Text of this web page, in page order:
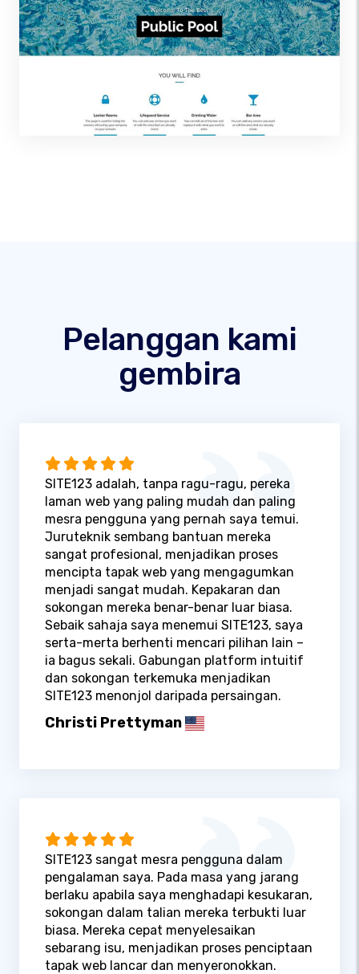
Pelanggan kami
gembira
SITE123 adalah, tanpa ragu-ragu, pereka
laman web yang paling mudah dan paling
mesra pengguna yang pernah saya temui.
Juruteknik sembang bantuan mereka
sangat profesional, menjadikan proses
mencipta tapak web yang mengagumkan
menjadi sangat mudah. Kepakaran dan
sokongan mereka benar-benar luar biasa.
Sebaik sahaja saya menemui SITE123, saya
serta-merta berhenti mencari pilihan lain –
ia bagus sekali. Gabungan platform intuitif
dan sokongan terkemuka menjadikan
SITE123 menonjol daripada persaingan.
Christi Prettyman
SITE123 sangat mesra pengguna dalam
pengalaman saya. Pada masa yang jarang
berlaku apabila saya menghadapi kesukaran,
sokongan dalam talian mereka terbukti luar
biasa. Mereka cepat menyelesaikan
sebarang isu, menjadikan proses penciptaan
tapak web lancar dan menyeronokkan.